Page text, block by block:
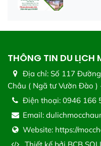
THÔNG TIN DU LỊCH
Địa chỉ: Số 117
Châu ( Ngã tư Vườn Đào )
Điện thoại: 0946 166
Email:
Website: https://